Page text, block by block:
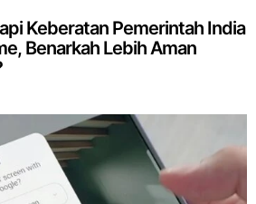
Keberatan Pemerintah India
Benarkah Lebih Aman